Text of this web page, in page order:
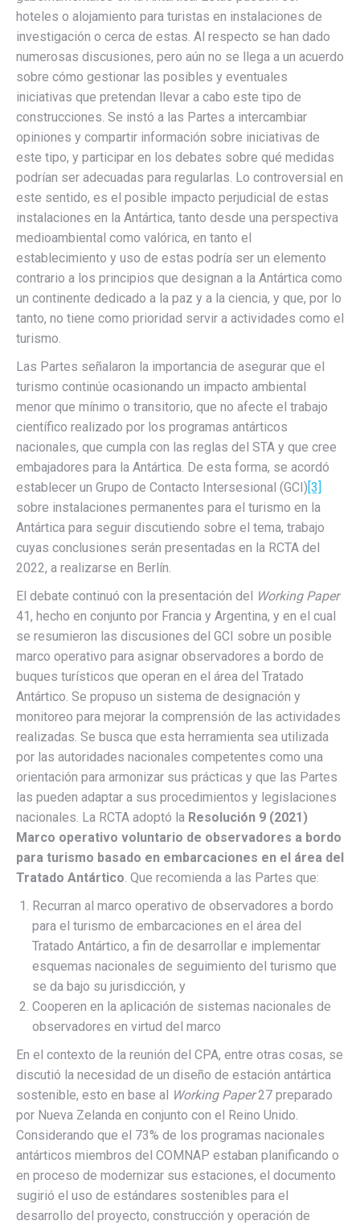
hoteles o alojamiento para turistas en instalaciones de
investigación o cerca de estas. Al respecto se han dado
numerosas discusiones, pero aún no se llega a un acuerdo
sobre cómo gestionar las posibles y eventuales
iniciativas que pretendan llevar a cabo este tipo de
construcciones. Se instó a las Partes a intercambiar
opiniones y compartir información sobre iniciativas de
este tipo, y participar en los debates sobre qué medidas
podrían ser adecuadas para regularlas. Lo controversial en
este sentido, es el posible impacto perjudicial de estas
instalaciones en la Antártica, tanto desde una perspectiva
medioambiental como valórica, en tanto el
establecimiento y uso de estas podría ser un elemento
contrario a los principios que designan a la Antártica como
un continente dedicado a la paz y a la ciencia, y que, por lo
tanto, no tiene como prioridad servir a actividades como el
turismo.
Las Partes señalaron la importancia de asegurar que el
turismo continúe ocasionando un impacto ambiental
menor que mínimo o transitorio, que no afecte el trabajo
científico realizado por los programas antárticos
nacionales, que cumpla con las reglas del STA y que cree
embajadores para la Antártica. De esta forma, se acordó
establecer un Grupo de Contacto Intersesional (GCI)[3]
sobre instalaciones permanentes para el turismo en la
Antártica para seguir discutiendo sobre el tema, trabajo
cuyas conclusiones serán presentadas en la RCTA del
2022, a realizarse en Berlín.
El debate continuó con la presentación del Working Paper
41, hecho en conjunto por Francia y Argentina, y en el cual
se resumieron las discusiones del GCI sobre un posible
marco operativo para asignar observadores a bordo de
buques turísticos que operan en el área del Tratado
Antártico. Se propuso un sistema de designación y
monitoreo para mejorar la comprensión de las actividades
realizadas. Se busca que esta herramienta sea utilizada
por las autoridades nacionales competentes como una
orientación para armonizar sus prácticas y que las Partes
las pueden adaptar a sus procedimientos y legislaciones
nacionales. La RCTA adoptó la Resolución 9 (2021)
Marco operativo voluntario de observadores a bordo
para turismo basado en embarcaciones en el área del
Tratado Antártico. Que recomienda a las Partes que:
Recurran al marco operativo de observadores a bordo
para el turismo de embarcaciones en el área del
Tratado Antártico, a fin de desarrollar e implementar
esquemas nacionales de seguimiento del turismo que
se da bajo su jurisdicción, y
Cooperen en la aplicación de sistemas nacionales de
observadores en virtud del marco
En el contexto de la reunión del CPA, entre otras cosas, se
discutió la necesidad de un diseño de estación antártica
sostenible, esto en base al Working Paper27 preparado
por Nueva Zelanda en conjunto con el Reino Unido.
Considerando que el 73% de los programas nacionales
antárticos miembros del COMNAP estaban planificando o
en proceso de modernizar sus estaciones, el documento
sugirió el uso de estándares sostenibles para el
desarrollo del proyecto, construcción y operación de